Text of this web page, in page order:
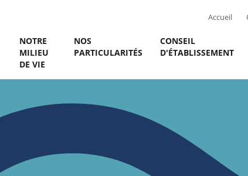
Accueil
NOTRE
MILIEU
DE VIE
NOS
PARTICULARITÉS
CONSEIL
D'ÉTABLISSEMENT